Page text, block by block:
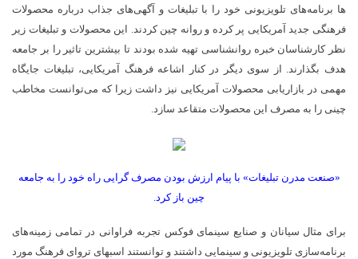
ها برنامه­‌های تلویزیونی خود را با تبلیغات و آگهی­‌های جذاب درباره محصولات
فرهنگی جدید آمریکایی پر کرده و روانه چین کردند. این محصولات و تبلیغات زیر
نظر کارشناسان خبره روانشناسی تهیه شده بودند تا بیشترین تاثیر را بر جامعه
هدف بگذارند. از سوی دیگر در کنار اشاعه فرهنگ آمریکایی، تبلیغات جایگاه
مهمی در بازاریابی محصولات آمریکایی نیز داشت زیرا که می‌توانست مخاطب
چینی را به مصرف این محصولات متقاعد سازد.
«صنعت مدرن تبلیغات» با پیام ارزش بودن مصرف گرایی راه خود را به جامعه
چین باز کرد.
برای مثال سی­ان­ان و صنایع سینمای فوکس تجربه فراوانی در تمامی زمینه­‌های
برنامه­‌سازی تلویزیونی و سینمایی داشتند و توانستند اسب­های تروای فرهنگ مورد